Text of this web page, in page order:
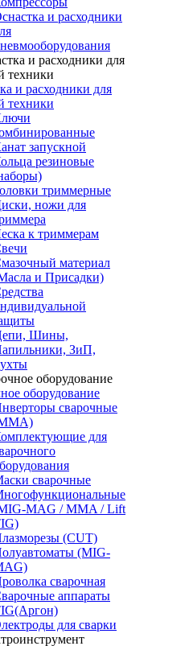
и расходники
и расходники для
техники
запускной
резиновые
триммерные
ножи для
к триммерам
материал
и Присадки)
Шины,
ЗиП,
оборудование
сварочные
для
сварочные
MAG / MMA / Lift
(CUT)
(МIG-
сварочная
аппараты
для сварки